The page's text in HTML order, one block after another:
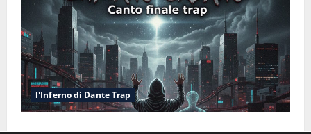
l'Inferno di Dante Trap